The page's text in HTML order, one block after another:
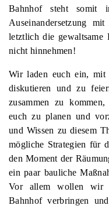
Bahnhof steht somit
Auseinandersetzung
letztlich die gewaltsame
nicht hinnehmen!
Wir laden euch ein, mit
diskutieren und zu
zusammen zu
euch zu planen und
und Wissen zu diesem
mögliche Strategien für
den Moment der
ein paar bauliche
Vor allem wollen wir
Bahnhof verbringen